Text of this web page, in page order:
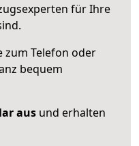
für Ihre
zum Telefon oder
bequem
aus und erhalten